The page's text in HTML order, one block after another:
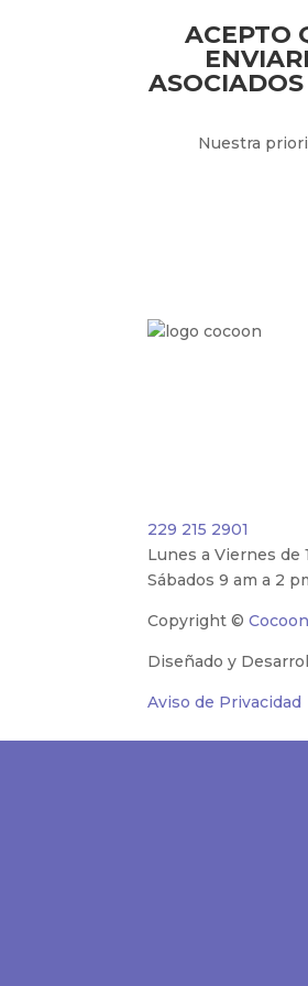
ACEPTO
Nuestra
229 215 2901
Lunes a Viernes de
Sábados 9 am a 2
Copyright ©
Diseñado y
Aviso de Privacidad